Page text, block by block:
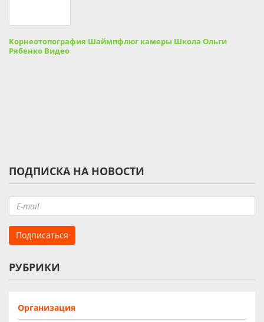
Корнеотопография Шаймпфлюг камеры Школа Ольги
Рябенко Видео
ПОДПИСКА НА НОВОСТИ
РУБРИКИ
Организация